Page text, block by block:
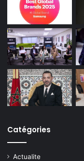
Catégories
Actualite